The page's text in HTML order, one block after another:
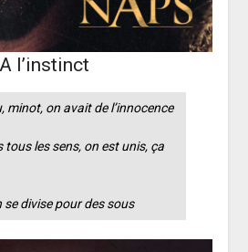
A l’instinct
minot, on avait de l’innocence
tous les sens, on est unis, ça
divise pour des sous